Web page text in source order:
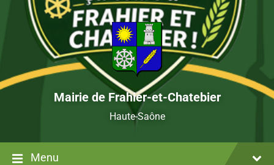
Mairie de Frahier-et-Chatebier
Haute-Saône
Menu